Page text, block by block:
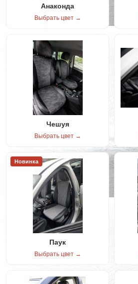
Анаконда
Выбрать цвет →
Чешуя
Выбрать цвет →
Новинка
Паук
Выбрать цвет →